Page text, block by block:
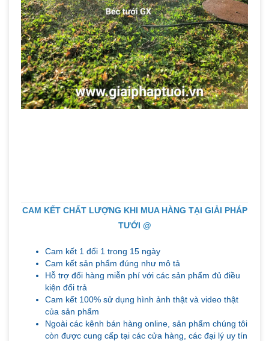
CAM KẾT CHẤT LƯỢNG KHI MUA HÀNG TẠI GIẢI PHÁP
TƯỚI @
Cam kết 1 đổi 1 trong 15 ngày
Cam kết sản phẩm đúng như mô tả
Hỗ trợ đổi hàng miễn phí với các sản phẩm đủ điều
kiện đổi trả
Cam kết 100% sử dụng hình ảnh thật và video thật
của sản phẩm
Ngoài các kênh bán hàng online, sản phẩm chúng tôi
còn được cung cấp tại các cửa hàng, các đại lý uy tín